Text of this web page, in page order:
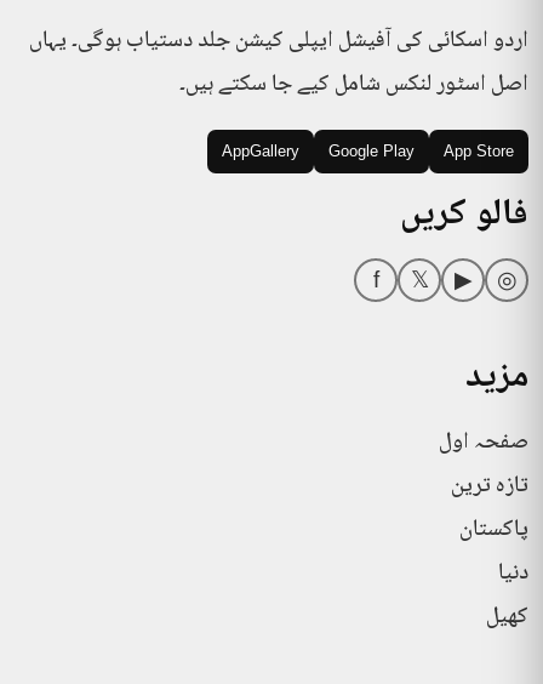
اردو اسکائی کی آفیشل ایپلی کیشن جلد دستیاب ہوگی۔ یہاں
اصل اسٹور لنکس شامل کیے جا سکتے ہیں۔
App Store
Google Play
AppGallery
فالو کریں
◎
▶
𝕏
f
مزید
صفحہ اول
تازہ ترین
پاکستان
دنیا
کھیل